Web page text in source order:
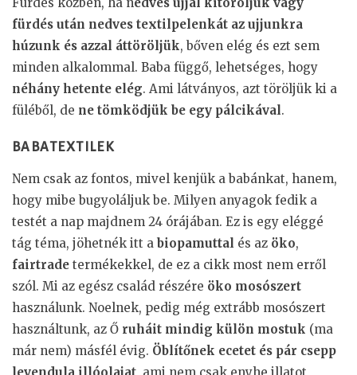
fürdés után nedves textilpelenkát az ujjunkra
húzunk és azzal áttöröljük, bőven elég és ezt sem
minden alkalommal. Baba függő, lehetséges, hogy
néhány hetente elég. Ami látványos, azt töröljük ki a
füléből, de ne tömködjük be egy pálcikával.
BABATEXTILEK
Nem csak az fontos, mivel kenjük a babánkat, hanem,
hogy mibe bugyoláljuk be. Milyen anyagok fedik a
testét a nap majdnem 24 órájában. Ez is egy eléggé
tág téma, jöhetnék itt a biopamuttal és az öko,
fairtrade termékekkel, de ez a cikk most nem erről
szól. Mi az egész család részére öko mosószert
használunk. Noelnek, pedig még extrább mosószert
használtunk, az Ő ruháit mindig külön mostuk (ma
már nem) másfél évig. Öblítőnek ecetet és pár csepp